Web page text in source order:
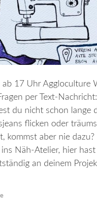
ab 17 Uhr Aggloculture
per Text-
du nicht schon lange
flicken oder
kommst aber nie
Näh-Atelier, hier
an deinem